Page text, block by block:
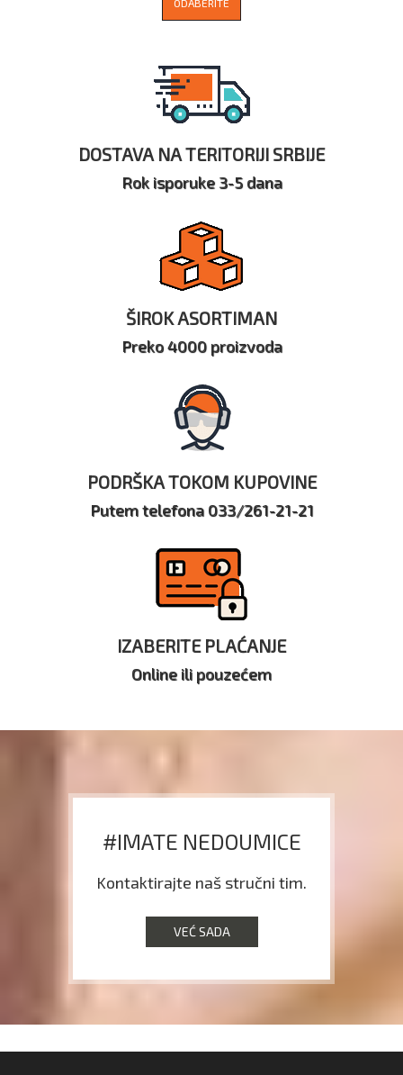
DOSTAVA NA TERITORIJI SRBIJE
Rok isporuke 3-5 dana
ŠIROK ASORTIMAN
Preko 4000 proizvoda
PODRŠKA TOKOM KUPOVINE
Putem telefona 033/261-21-21
IZABERITE PLAĆANJE
Online ili pouzećem
#IMATE NEDOUMICE
Kontaktirajte naš stručni tim.
VEĆ SADA